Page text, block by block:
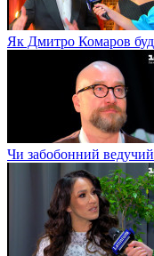
Як Дмитро Комаров
Чи забобонний